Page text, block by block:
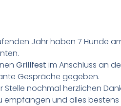
Jahr haben 7 Hunde
Grillfest im Anschluss an
Gespräche gegeben.
Stelle nochmal herzlichen
empfangen und alles